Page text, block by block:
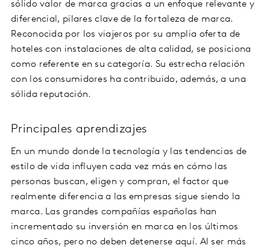
sólido valor de marca gracias a un enfoque relevante y
diferencial, pilares clave de la fortaleza de marca.
Reconocida por los viajeros por su amplia oferta de
hoteles con instalaciones de alta calidad, se posiciona
como referente en su categoría. Su estrecha relación
con los consumidores ha contribuido, además, a una
sólida reputación.
Principales aprendizajes
En un mundo donde la tecnología y las tendencias de
estilo de vida influyen cada vez más en cómo las
personas buscan, eligen y compran, el factor que
realmente diferencia a las empresas sigue siendo la
marca. Las grandes compañías españolas han
incrementado su inversión en marca en los últimos
cinco años, pero no deben detenerse aquí. Al ser más